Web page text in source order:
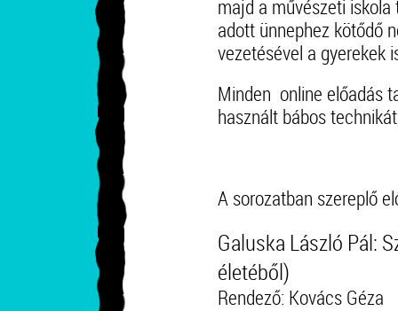
majd a művészeti
adott ünnephez kötődő
vezetésével a gyerekek
Minden online előadás
használt bábos
A sorozatban szereplő
Galuska László Pál:
életéből)
Rendező: Kovács Géza